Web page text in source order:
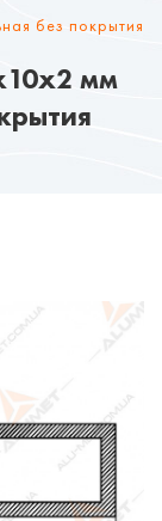
без покрытия
мм